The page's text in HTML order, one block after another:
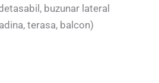
buzunar lateral
terasa, balcon)